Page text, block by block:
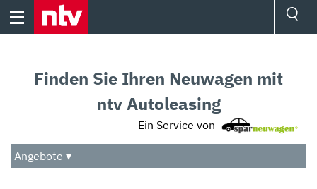
Skip
Audio
Das Beste
Finden Sie Ihren Neuwagen mit
ntv Autoleasing
Ein Service von
Angebote ▾